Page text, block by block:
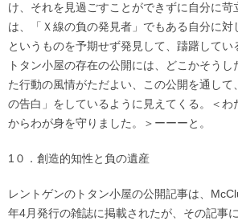
け、それを見過ごすことができずに自分に苛
は、「Ｘ線の負の発見者」でもある自分に対
というものを予期せず発見して、躊躇してい
トタン小屋の存在の公開には、どこかそうし
た行動の風情がただよい、この公開を通し
の告白」をしているように見えてくる。＜わ
からわが身を守りました。＞ーーーと。
1０．創造的知性と負の遺産
レントゲンのトタン小屋の公開記事は、
年4月発行の雑誌に掲載されたが、その記事